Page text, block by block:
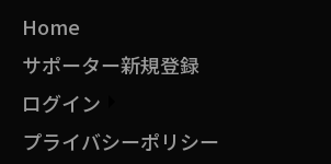
Home
サポーター新規登録
ログイン
プライバシーポリシー